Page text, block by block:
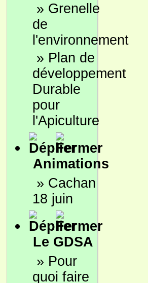
» Grenelle
de
l'environnement
» Plan de
développement
Durable
pour
l'Apiculture
Animations
» Cachan
18 juin
Le GDSA
» Pour
quoi faire